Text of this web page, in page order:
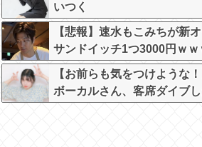
いつく
【悲報】速水もこみちが新
サンドイッチ1つ3000円ｗ
ｗｗ
【お前らも気をつけような
ボーカルさん、客席ダイブ